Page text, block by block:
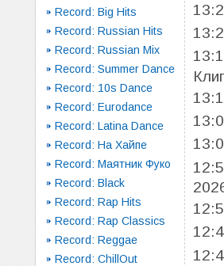
Record: Big Hits
Record: Russian Hits
Record: Russian Mix
Record: Summer Dance
Record: 10s Dance
Record: Eurodance
Record: Latina Dance
Record: На Хайпе
Record: Маятник Фуко
Record: Black
Record: Rap Hits
Record: Rap Classics
Record: Reggae
Record: ChillOut